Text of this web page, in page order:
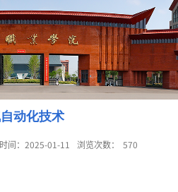
动化技术
间：2025-01-11 浏览次数： 570